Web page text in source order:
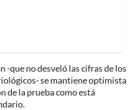
-que no desveló las cifras de los
se mantiene optimista
de la prueba como está